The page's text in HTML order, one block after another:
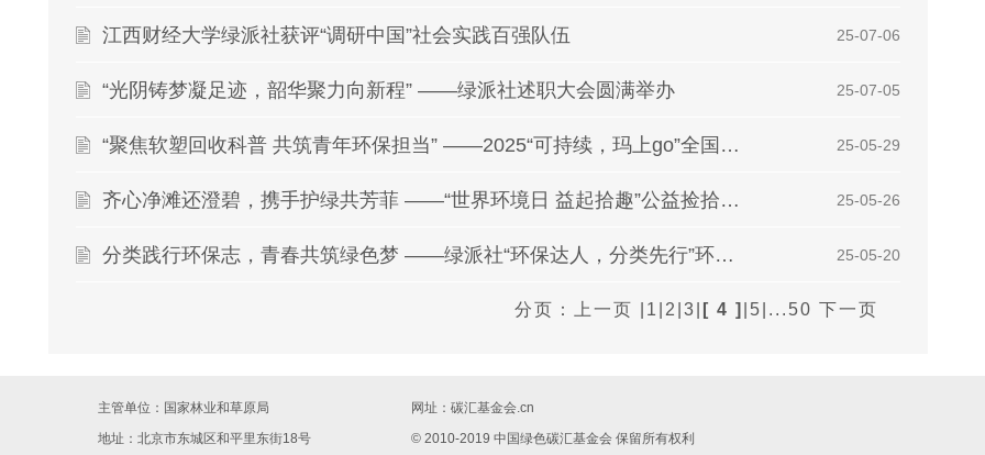
江西财经大学绿派社获评“调研中国”社会实践百强队伍 | 25-07-06
“光阴铸梦凝足迹，韶华聚力向新程” ——绿派社述职大会圆满举办 | 25-07-05
“聚焦软塑回收科普 共筑青年环保担当” ——2025“可持续，玛上go”全国青年环保项目大赛校内赛 | 25-05-29
齐心净滩还澄碧，携手护绿共芳菲 ——“世界环境日 益起拾趣”公益捡拾活动圆满举行 | 25-05-26
分类践行环保志，青春共筑绿色梦 ——绿派社“环保达人，分类先行”环保主题活动 | 25-05-20
分页： 上一页 1 2 3 [ 4 ] 5 ...50 下一页
主管单位：国家林业和草原局
地址：北京市东城区和平里东街18号
网址： 碳汇基金会.cn
© 2010-2019 中国绿色碳汇基金会 保留所有权利